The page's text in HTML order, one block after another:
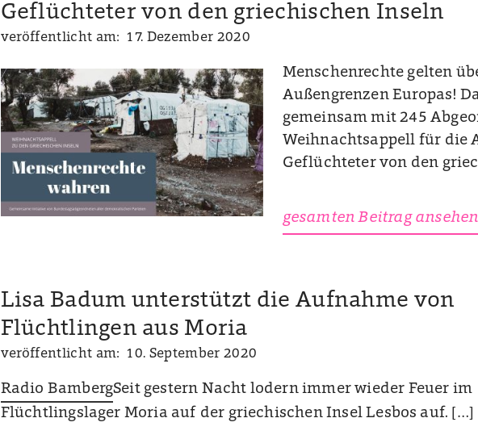
Geflüchteter von den griechischen Inseln
veröffentlicht am: 17. Dezember 2020
Menschenrechte gelten
Außengrenzen Europas!
gemeinsam mit 245
Weihnachtsappell für die
Geflüchteter von den
gesamten Beitrag ansehen
Lisa Badum unterstützt die Aufnahme von
Flüchtlingen aus Moria
veröffentlicht am: 10. September 2020
Radio BambergSeit gestern Nacht lodern immer wieder Feuer im
Flüchtlingslager Moria auf der griechischen Insel Lesbos auf. […]